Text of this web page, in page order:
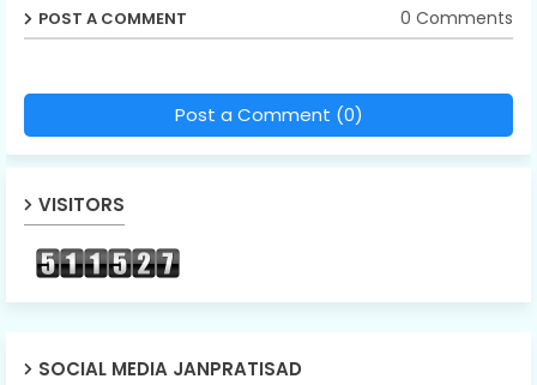
POST A COMMENT 0 Comments
Post a Comment (0)
VISITORS
SOCIAL MEDIA JANPRATISAD